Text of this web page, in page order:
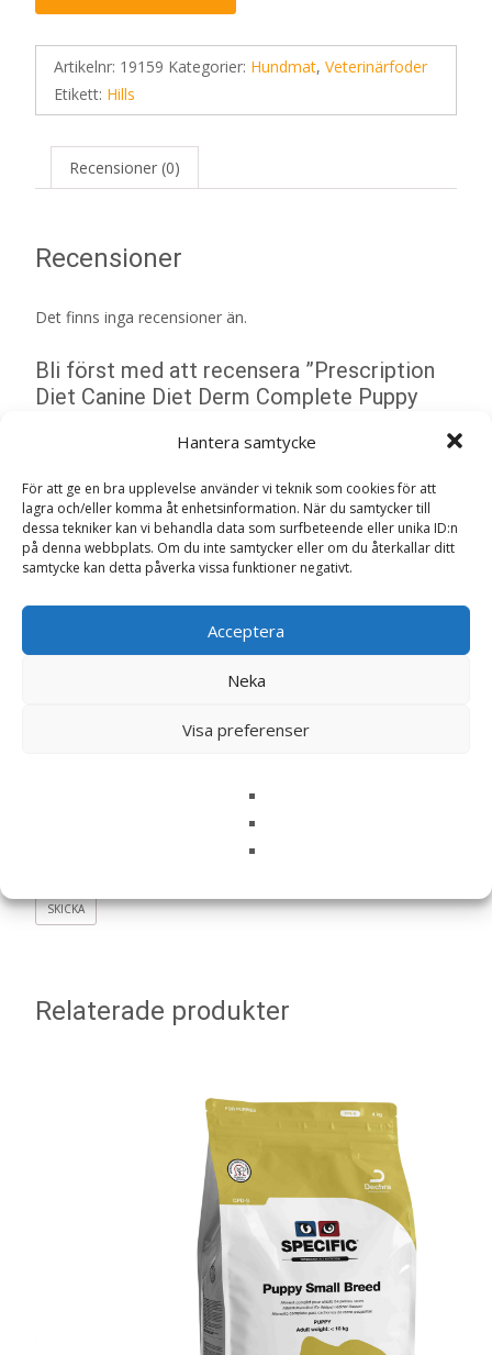
Hantera samtycke
För att ge en bra upplevelse använder vi teknik som cookies för att
lagra och/eller komma åt enhetsinformation. När du samtycker till
dessa tekniker kan vi behandla data som surfbeteende eller unika ID:n
på denna webbplats. Om du inte samtycker eller om du återkallar ditt
samtycke kan detta påverka vissa funktioner negativt.
Acceptera
Neka
Visa preferenser
Artikelnr: 19159 Kategorier: Hundmat, Veterinärfoder
Etikett: Hills
Recensioner (0)
Recensioner
Det finns inga recensioner än.
Bli först med att recensera ”Prescription
Diet Canine Diet Derm Complete Puppy
Din e-postadress kommer inte publiceras.
Obligatoriska fält
Ditt betyg *
Relaterade produkter